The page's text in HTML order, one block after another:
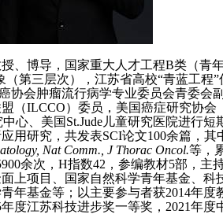
、博导，国家重大人才工程B类（青
（第三层次），江苏省高校“青蓝工程
协会肿瘤流行病学专业委员会青委会
（ILCCO）委员，美国癌症研究协会
心、美国St.Jude 儿童研究医院进行短
用研究，共发表SCI论文100余篇，其
Nat Comm., J Thorac Oncol.等，
余次， H指数42 ，参编教材5部，主
上项目、国家自然科学青年基金、科
年基金等；以主要参与者获2014年度
年度江苏科技进步奖一等奖， 2021年度